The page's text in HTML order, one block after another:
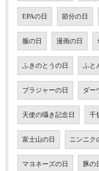
EPAの日 節分の日
服の日 漫画の日
ふきのとうの日 ふと
ブラジャーの日 ダー
天使の囁き記念日 千
富士山の日 ニンニク
マヨネーズの日 豚の